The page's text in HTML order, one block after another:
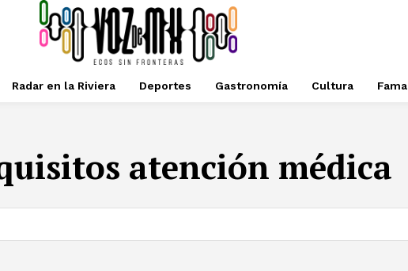
Radar en la Riviera Deportes Gastronomía Cultura Fama
atención médica